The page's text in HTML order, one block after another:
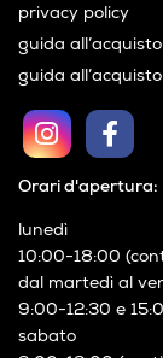
Orari d'apertura:
lunedì
10:00-18:00
dal martedì al
9:00-12:30 e
sabato
privacy policy
guida
guida